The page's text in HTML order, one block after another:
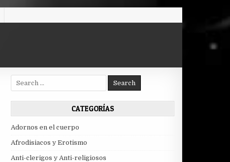
CATEGORÍAS
Adornos en el cuerpo
Afrodisiacos y Erotismo
Anti-clerigos y Anti-religiosos